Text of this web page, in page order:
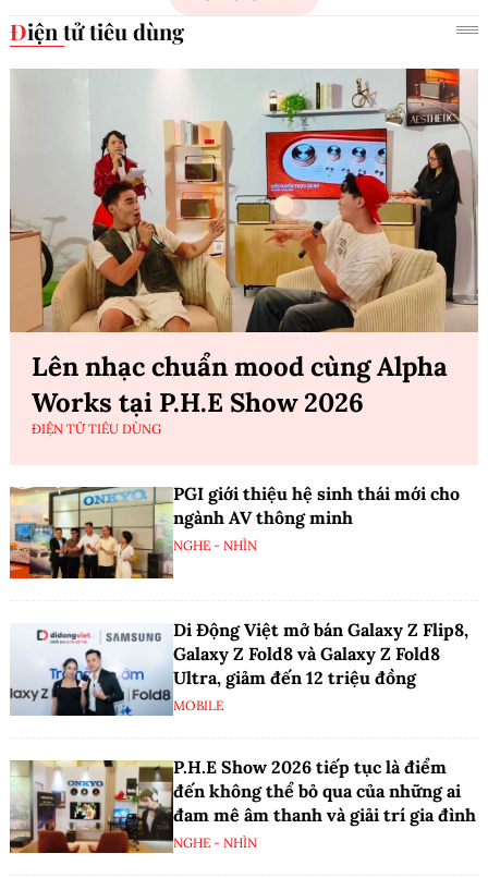
Điện tử tiêu dùng
Lên nhạc chuẩn mood cùng Alpha
Works tại P.H.E Show 2026
ĐIỆN TỬ TIÊU DÙNG
PGI giới thiệu hệ sinh thái mới cho
ngành AV thông minh
NGHE - NHÌN
Di Động Việt mở bán Galaxy Z Flip8,
Galaxy Z Fold8 và Galaxy Z Fold8
Ultra, giảm đến 12 triệu đồng
MOBILE
P.H.E Show 2026 tiếp tục là điểm
đến không thể bỏ qua của những ai
đam mê âm thanh và giải trí gia đình
NGHE - NHÌN